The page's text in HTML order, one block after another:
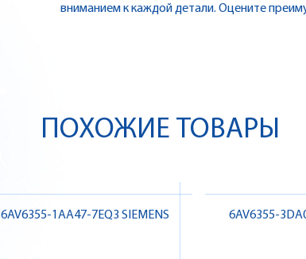
вниманием к каждой детали. Оцените
ПОХОЖИЕ ТОВАРЫ
6AV6355-1AA47-7EQ3 SIEMENS 6AV6355-